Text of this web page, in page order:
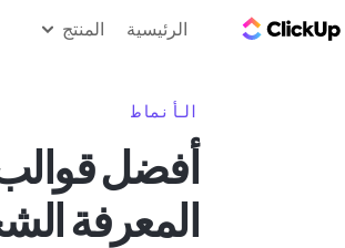
الرئيسية المنتج
الأنماط
المعرفة